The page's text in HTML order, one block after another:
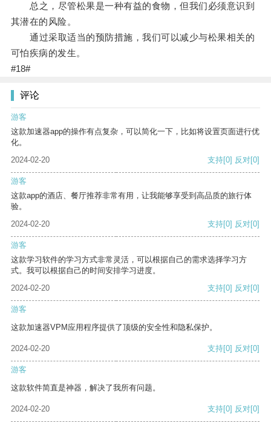
总之，尽管松果是一种有益的食物，但我们必须意识到
其潜在的风险。
通过采取适当的预防措施，我们可以减少与松果相关的
可怕疾病的发生。
#18#
评论
游客
这款加速器app的操作有点复杂，可以简化一下，比如将设置页面进行优
化。
2024-02-20
支持[0] 反对[0]
游客
这款app的酒店、餐厅推荐非常有用，让我能够享受到高品质的旅行体
验。
2024-02-20
支持[0] 反对[0]
游客
这款学习软件的学习方式非常灵活，可以根据自己的需求选择学习方
式。我可以根据自己的时间安排学习进度。
2024-02-20
支持[0] 反对[0]
游客
这款加速器VPM应用程序提供了顶级的安全性和隐私保护。
2024-02-20 支持[0] 反对[0]
游客
这款软件简直是神器，解决了我所有问题。
2024-02-20 支持[0] 反对[0]